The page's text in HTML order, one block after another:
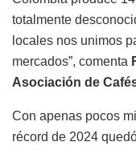
totalmente
locales nos unimos
mercados”, comenta
Asociación de
Con apenas pocos
récord de 2024